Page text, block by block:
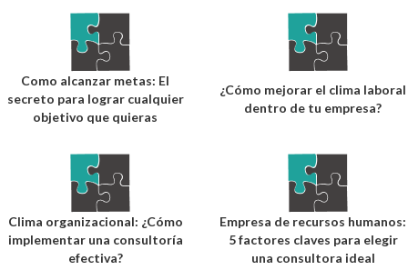
Como alcanzar metas: El
secreto para lograr cualquier
objetivo que quieras
¿Cómo mejorar el clima laboral
dentro de tu empresa?
Clima organizacional: ¿Cómo
implementar una consultoría
efectiva?
Empresa de recursos humanos:
5 factores claves para elegir
una consultora ideal